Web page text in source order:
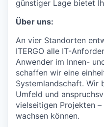
günstiger Lage bietet
Über uns:
An vier Standorten
ITERGO alle IT-
Anwender im Innen-
schaffen wir eine
Systemlandschaft. Wir
Umfeld und
vielseitigen Projekten
wachsen können.